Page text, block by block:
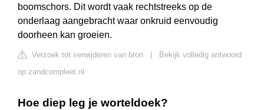
boomschors. Dit wordt vaak rechtstreeks op de
onderlaag aangebracht waar onkruid eenvoudig
doorheen kan groeien.
Verzoek tot verwijderen van bron
Bekijk volledig antwoord
op zandcompleet.nl
Hoe diep leg je worteldoek?